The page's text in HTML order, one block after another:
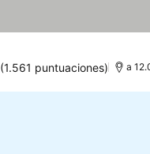
(1.561 puntuaciones) a